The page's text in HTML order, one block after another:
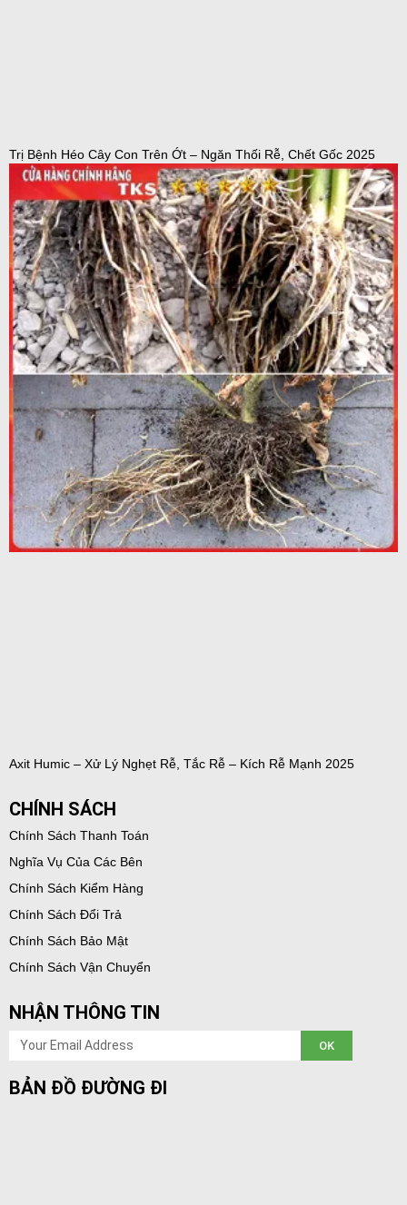
Trị Bệnh Héo Cây Con Trên Ớt – Ngăn Thối Rễ, Chết Gốc 2025
Axit Humic – Xử Lý Nghẹt Rễ, Tắc Rễ – Kích Rễ Mạnh 2025
CHÍNH SÁCH
Chính Sách Thanh Toán
Nghĩa Vụ Của Các Bên
Chính Sách Kiểm Hàng
Chính Sách Đổi Trả
Chính Sách Bảo Mật
Chính Sách Vận Chuyển
NHẬN THÔNG TIN
Email OK
BẢN ĐỒ ĐƯỜNG ĐI